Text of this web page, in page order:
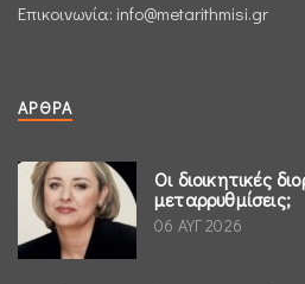
Επικοινωνία: info@metarithmisi.gr
ΆΡΘΡΑ
Οι διοικητικές
μεταρρυθμίσεις;
06 ΑΥΓ 2026